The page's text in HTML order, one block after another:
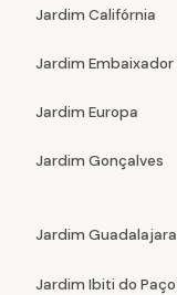
Jardim Califórnia
Jardim Embaixador
Jardim Europa
Jardim Gonçalves
Jardim Guadalajara
Jardim Ibiti do Paço